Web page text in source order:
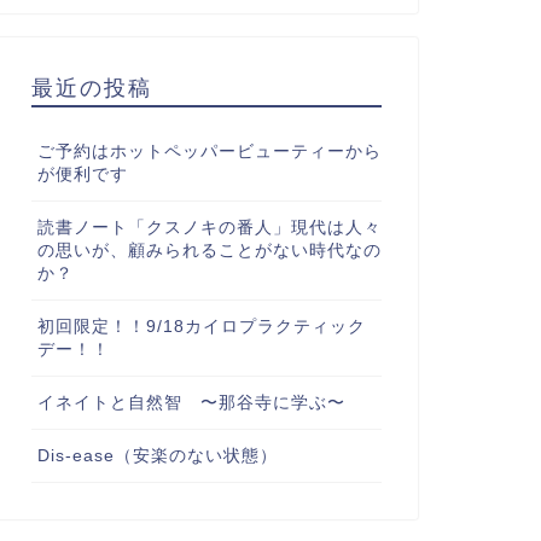
最近の投稿
ご予約はホットペッパービューティーから
が便利です
読書ノート「クスノキの番人」現代は人々
の思いが、顧みられることがない時代なの
か？
初回限定！！9/18カイロプラクティック
デー！！
イネイトと自然智 〜那谷寺に学ぶ〜
Dis-ease（安楽のない状態）